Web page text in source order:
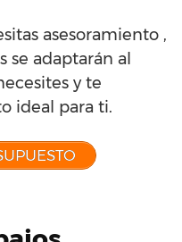
asesoramiento ,
se adaptarán al
y te
ideal para ti.